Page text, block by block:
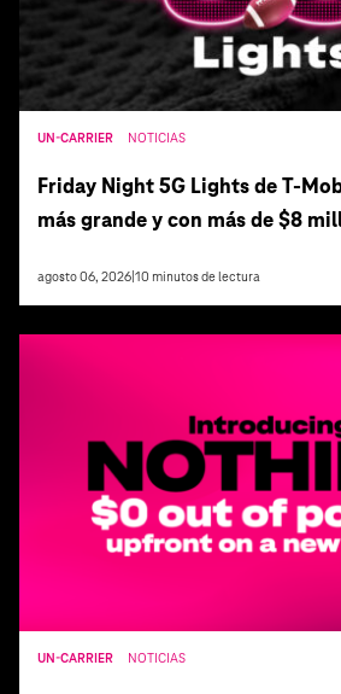
UN-CARRIER NOTICIAS
Friday Night 5G Lights de
más grande y con más de $8
agosto 06, 2026 10 minutos de lectura
UN-CARRIER NOTICIAS